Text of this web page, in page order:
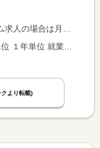
場合は時間額を表示しています。
より転載)